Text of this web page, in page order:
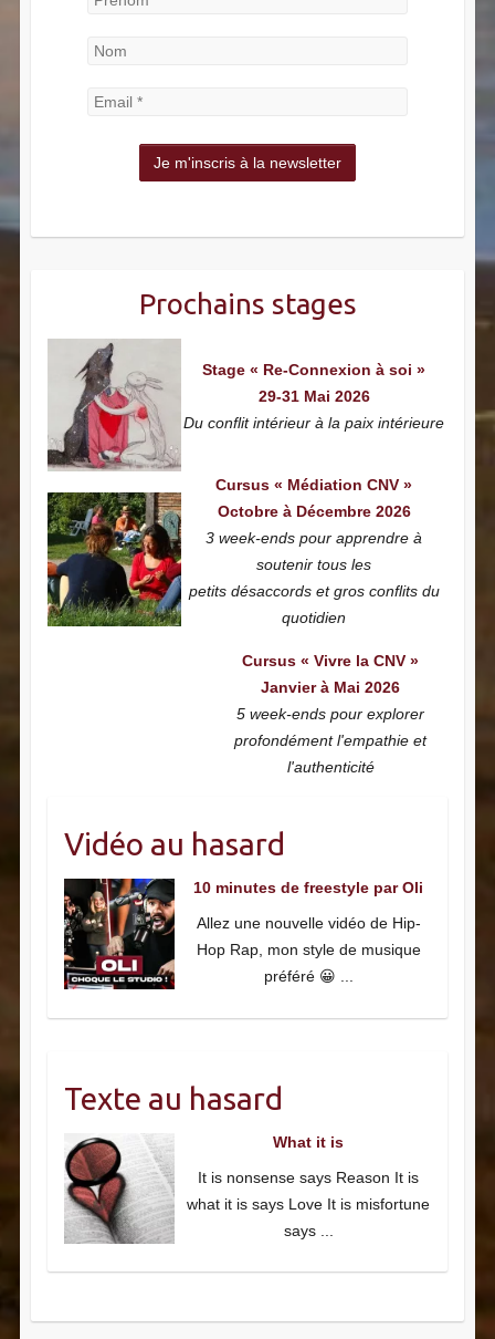
Prochains stages
Stage « Re-Connexion à soi »
29-31 Mai 2026
Du conflit intérieur à la paix intérieure
Cursus « Médiation CNV »
Octobre à Décembre 2026
3 week-ends pour apprendre à
soutenir tous les
petits désaccords et gros conflits du
quotidien
Cursus « Vivre la CNV »
Janvier à Mai 2026
5 week-ends pour explorer
profondément l'empathie et
l'authenticité
Vidéo au hasard
10 minutes de freestyle par Oli
Allez une nouvelle vidéo de Hip-
Hop Rap, mon style de musique
préféré 😀
Texte au hasard
What it is
It is nonsense says Reason It is
what it is says Love It is misfortune
says